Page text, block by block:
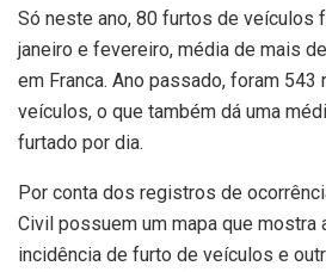
Só neste ano, 80 furtos de veículos
janeiro e fevereiro, média de mais
em Franca. Ano passado, foram
veículos, o que também dá uma
furtado por dia.
Por conta dos registros de
Civil possuem um mapa que mostra
incidência de furto de veículos e